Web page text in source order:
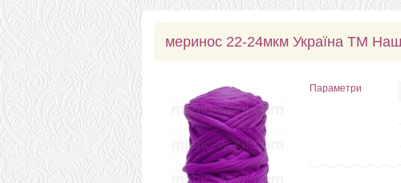
меринос 22-24мкм Україна ТМ
Параметри